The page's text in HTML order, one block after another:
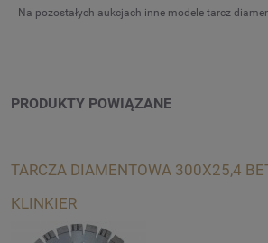
Na pozostałych aukcjach inne modele tarcz
PRODUKTY POWIĄZANE
TARCZA DIAMENTOWA 300X25,4
KLINKIER